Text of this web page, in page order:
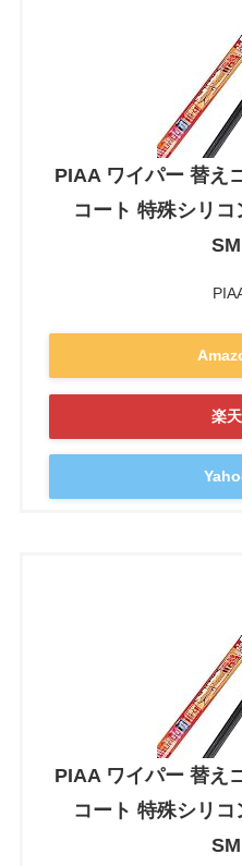
PIAA ワイパー 替え
コート 特殊シリ
楽
PIAA ワイパー 替え
コート 特殊シリ